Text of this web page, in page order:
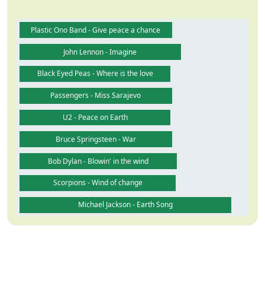
Plastic Ono Band - Give peace a chance
John Lennon - Imagine
Black Eyed Peas - Where is the love
Passengers - Miss Sarajevo
U2 - Peace on Earth
Bruce Springsteen - War
Bob Dylan - Blowin' in the wind
Scorpions - Wind of change
Michael Jackson - Earth Song